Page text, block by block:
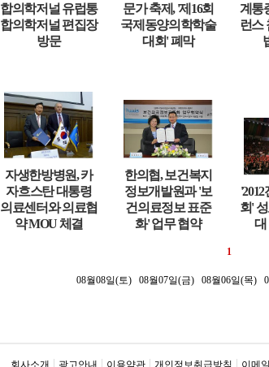
합의학저널 유럽통
합의학저널 편집장
방문
문가 축제, '제16회
국제동양의학학술
대회' 폐막
계통
런스
자생한방병원, 카
자흐스탄 대통령
의료센터와 의료협
약 MOU 체결
한의협, 보건복지
정보개발원과 '보
건의료정보 표준
화' 업무 협약
회'
대
1
08월08일(토) 08월07일(금) 08월06일(목)
회사소개 광고안내 이용약관 개인정보취급방침 이메